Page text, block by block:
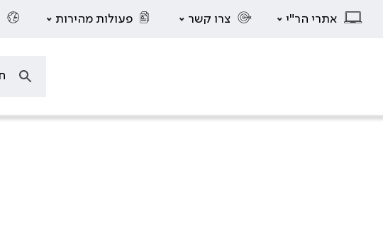
אתרי הר"י צרו קשר פעולות מהירות